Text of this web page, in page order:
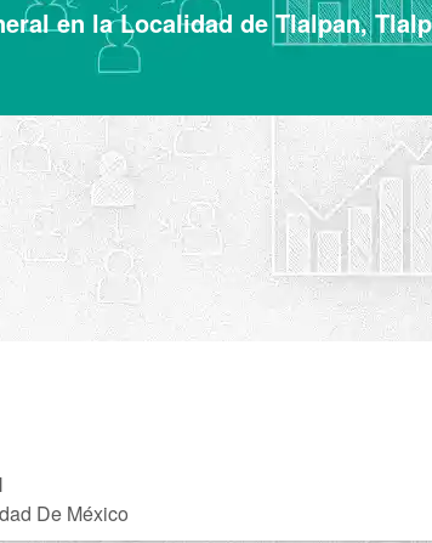
en la Localidad de Tlalpan,
De México